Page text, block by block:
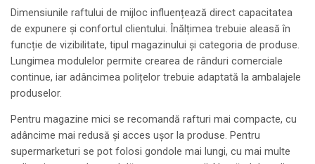
Dimensiunile raftului de mijloc influențează direct capacitatea
de expunere și confortul clientului. Înălțimea trebuie aleasă în
funcție de vizibilitate, tipul magazinului și categoria de produse.
Lungimea modulelor permite crearea de rânduri comerciale
continue, iar adâncimea polițelor trebuie adaptată la ambalajele
produselor.
Pentru magazine mici se recomandă rafturi mai compacte, cu
adâncime mai redusă și acces ușor la produse. Pentru
supermarketuri se pot folosi gondole mai lungi, cu mai multe